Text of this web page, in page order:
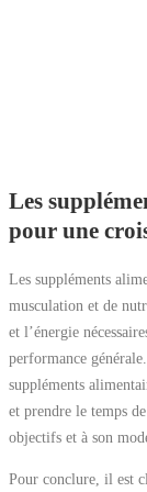
Les
pour une
Les suppléments
musculation et de
et l’énergie
performance
suppléments
et prendre le temps
objectifs et à son
Pour conclure, il est